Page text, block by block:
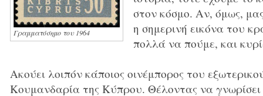
Γραμματόσημο του 1964
στον κόσμο. Αν, όμως,
η σημερινή εικόνα του
πολλά να πούμε, και
Ακούει λοιπόν κάποιος οινέμπορος του
Κουμανδαρία της Κύπρου. Θέλοντας να γνωρίσει